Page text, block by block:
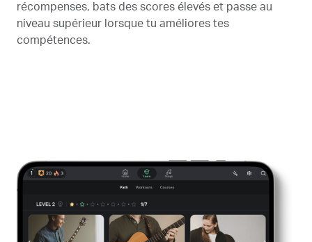
récompenses, bats des scores élevés et passe au
niveau supérieur lorsque tu améliores tes
compétences.